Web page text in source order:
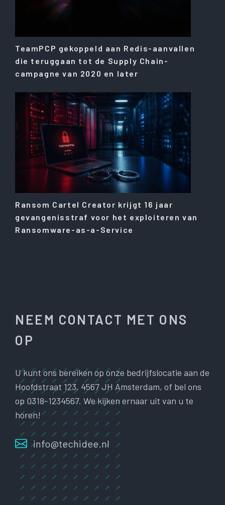
TeamPCP gekoppeld aan Redis-aanvallen
die teruggaan tot de Supply Chain-
campagne van 2020 en later
Ransom Cartel Creator krijgt 16 jaar
gevangenisstraf voor het exploiteren van
Ransomware-as-a-Service
NEEM CONTACT MET ONS
OP
U kunt ons bereiken op onze bedrijfslocatie aan de
Hoofdstraat 123, 4567 JH Amsterdam, of bel ons
op 0318-1234567. We kijken ernaar uit van u te
horen!
info@techidee.nl